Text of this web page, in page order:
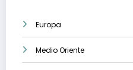
Europa
Medio Oriente